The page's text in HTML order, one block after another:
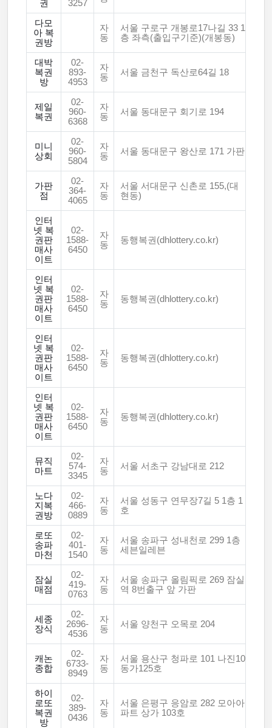
권 3257
다모
아 복
권방
자
동
서울 구로구 개봉로17나길 33 1
층 좌측(출입구기준)(개봉동)
대박
복권
방
02-
893-
4953
자
동
서울 금천구 독산로64길 18
제일
복권
02-
960-
6368
자
동
서울 동대문구 회기로 194
미니
상회
02-
960-
5804
자
동
서울 동대문구 왕산로 171 가판
가판
점
02-
364-
4065
자
동
서울 서대문구 신촌로 155,(대
현동)
인터
넷 복
권판
매사
이트
02-
1588-
6450
자
동
동행복권(dhlottery.co.kr)
인터
넷 복
권판
매사
이트
02-
1588-
6450
자
동
동행복권(dhlottery.co.kr)
인터
넷 복
권판
매사
이트
02-
1588-
6450
자
동
동행복권(dhlottery.co.kr)
인터
넷 복
권판
매사
이트
02-
1588-
6450
자
동
동행복권(dhlottery.co.kr)
뮤직
마트
02-
574-
3345
자
동
서울 서초구 강남대로 212
노다
지복
권방
02-
466-
0889
자
동
서울 성동구 연무장7길 5 1층 1
호
로또
송파
마천
02-
401-
1540
자
동
서울 송파구 성내천로 299 1층
세븐일레븐
잠실
매점
02-
419-
0763
자
동
서울 송파구 올림픽로 269 잠실
역 8번출구 앞 가판
세종
장식
02-
2696-
4536
자
동
서울 양천구 오목로 204
캐논
종합
02-
6733-
8949
자
동
서울 용산구 청파로 101 나진10
동가125호
하이
로또
복권
방
02-
389-
0436
자
동
서울 은평구 응암로 282 모아아
파트 상가 103호